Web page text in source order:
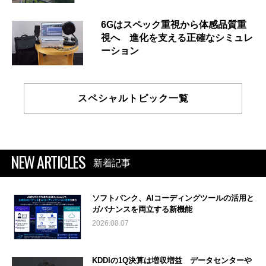
6Gはスペック重視から体感品質重
視へ 進化を支える正確なシミュレ
ーション
スペシャルトピック一覧
NEW ARTICLES 新着記事
ソフトバンク、AIコーディングツールの活用と
ガバナンスを両立する新機能
2026.08.07
KDDIの1Q決算は増収増益 データセンターや